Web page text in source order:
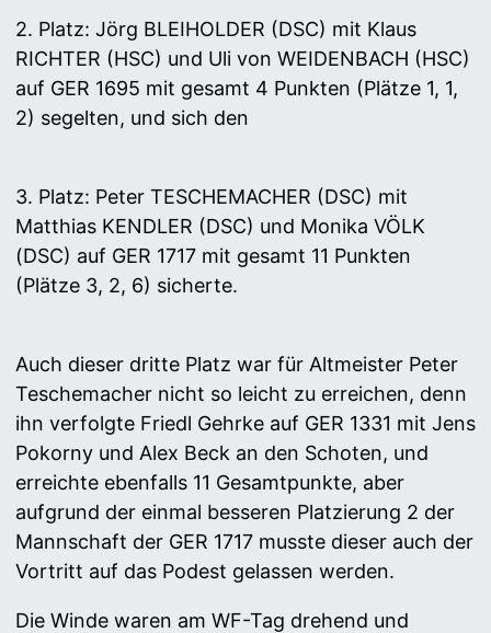
2. Platz: Jörg BLEIHOLDER (DSC) mit Klaus
RICHTER (HSC) und Uli von WEIDENBACH (HSC)
auf GER 1695 mit gesamt 4 Punkten (Plätze 1, 1,
2) segelten, und sich den
3. Platz: Peter TESCHEMACHER (DSC) mit
Matthias KENDLER (DSC) und Monika VÖLK
(DSC) auf GER 1717 mit gesamt 11 Punkten
(Plätze 3, 2, 6) sicherte.
Auch dieser dritte Platz war für Altmeister Peter
Teschemacher nicht so leicht zu erreichen, denn
ihn verfolgte Friedl Gehrke auf GER 1331 mit Jens
Pokorny und Alex Beck an den Schoten, und
erreichte ebenfalls 11 Gesamtpunkte, aber
aufgrund der einmal besseren Platzierung 2 der
Mannschaft der GER 1717 musste dieser auch der
Vortritt auf das Podest gelassen werden.
Die Winde waren am WF-Tag drehend und